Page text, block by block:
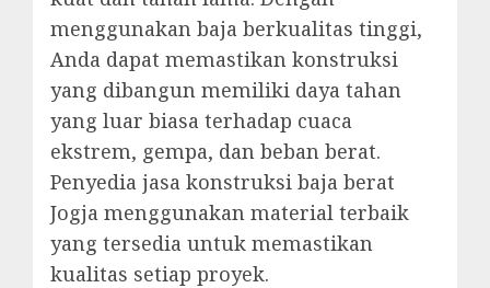
menggunakan baja berkualitas tinggi,
Anda dapat memastikan konstruksi
yang dibangun memiliki daya tahan
yang luar biasa terhadap cuaca
ekstrem, gempa, dan beban berat.
Penyedia jasa konstruksi baja berat
Jogja menggunakan material terbaik
yang tersedia untuk memastikan
kualitas setiap proyek.